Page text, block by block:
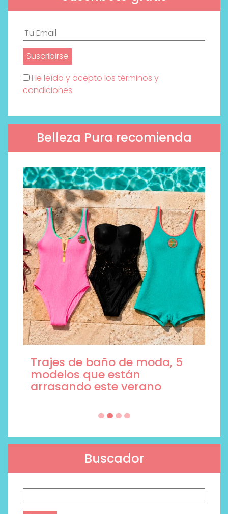
He leído y acepto los términos y
condiciones
Belleza Pura recomienda
Trajes de baño de moda, 5
modelos que están
arrasando este verano
Buscador